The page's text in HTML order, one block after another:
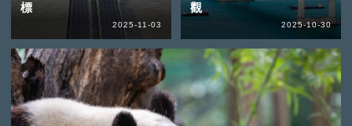
標
2025-11-03
觀
2025-10-30